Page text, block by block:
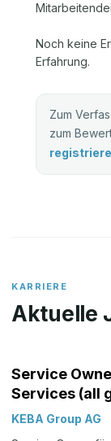
Noch keine
Erfahrung.
Zum
zum
KARRIERE
Aktuelle
Service
Services (all
KEBA Group AG